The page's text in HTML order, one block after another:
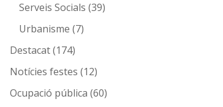
Serveis Socials (39)
Urbanisme (7)
Destacat(174)
Notícies festes (12)
Ocupació pública (60)